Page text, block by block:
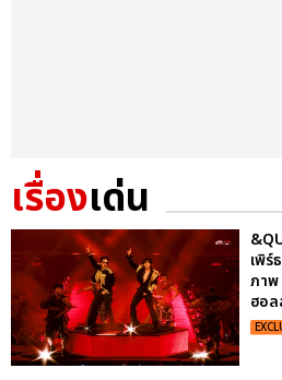
เรื่องเด่น
เพิร์
ภาพ
ฮอล